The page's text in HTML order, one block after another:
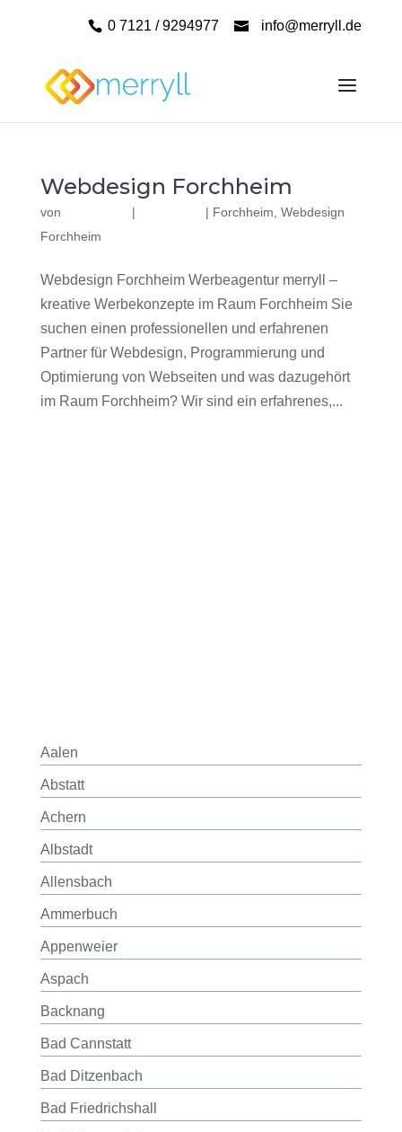
0 7121 / 9294977 info@merryll.de
Webdesign Forchheim
von | | Forchheim Webdesign
Forchheim
Webdesign Forchheim Werbeagentur merryll –
kreative Werbekonzepte im Raum Forchheim Sie
suchen einen professionellen und erfahrenen
Partner für Webdesign, Programmierung und
Optimierung von Webseiten und was dazugehört
im Raum Forchheim? Wir sind ein erfahrenes,...
Aalen
Abstatt
Achern
Albstadt
Allensbach
Ammerbuch
Appenweier
Aspach
Backnang
Bad Cannstatt
Bad Ditzenbach
Bad Friedrichshall